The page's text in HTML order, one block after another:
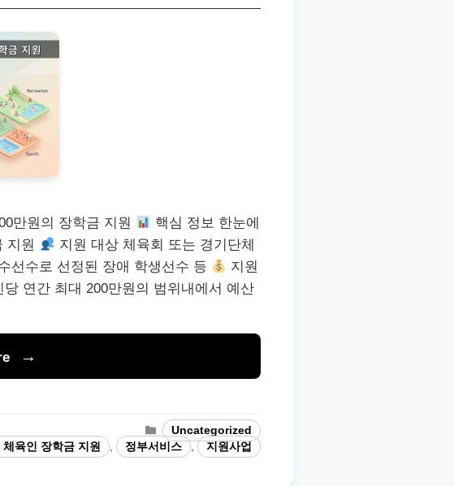
만원의 장학금 지원
핵심 정보 한눈에
지원
지원 대상 체육회 또는 경기단체
선수로 선정된 장애 학생선수 등
지원
연간 최대 200만원의 범위내에서 예산
Categories
Uncategorized
체육인 장학금 지원 정부서비스 지원사업